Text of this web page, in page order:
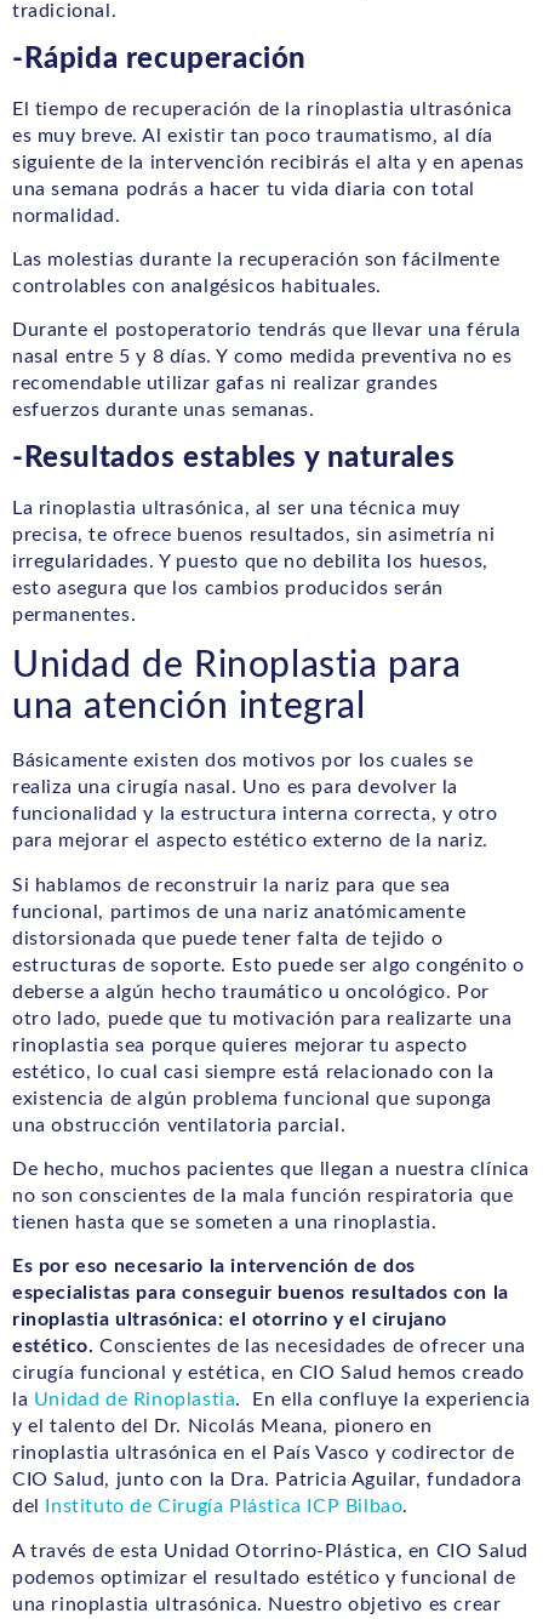
tradicional.
-Rápida recuperación
El tiempo de recuperación de la rinoplastia ultrasónica
es muy breve. Al existir tan poco traumatismo, al día
siguiente de la intervención recibirás el alta y en apenas
una semana podrás a hacer tu vida diaria con total
normalidad.
Las molestias durante la recuperación son fácilmente
controlables con analgésicos habituales.
Durante el postoperatorio tendrás que llevar una férula
nasal entre 5 y 8 días. Y como medida preventiva no es
recomendable utilizar gafas ni realizar grandes
esfuerzos durante unas semanas.
-Resultados estables y naturales
La rinoplastia ultrasónica, al ser una técnica muy
precisa, te ofrece buenos resultados, sin asimetría ni
irregularidades. Y puesto que no debilita los huesos,
esto asegura que los cambios producidos serán
permanentes.
Unidad de Rinoplastia para
una atención integral
Básicamente existen dos motivos por los cuales se
realiza una cirugía nasal. Uno es para devolver la
funcionalidad y la estructura interna correcta, y otro
para mejorar el aspecto estético externo de la nariz.
Si hablamos de reconstruir la nariz para que sea
funcional, partimos de una nariz anatómicamente
distorsionada que puede tener falta de tejido o
estructuras de soporte. Esto puede ser algo congénito o
deberse a algún hecho traumático u oncológico. Por
otro lado, puede que tu motivación para realizarte una
rinoplastia sea porque quieres mejorar tu aspecto
estético, lo cual casi siempre está relacionado con la
existencia de algún problema funcional que suponga
una obstrucción ventilatoria parcial.
De hecho, muchos pacientes que llegan a nuestra clínica
no son conscientes de la mala función respiratoria que
tienen hasta que se someten a una rinoplastia.
Es por eso necesario la intervención de dos
especialistas para conseguir buenos resultados con la
rinoplastia ultrasónica: el otorrino y el cirujano
estético. Conscientes de las necesidades de ofrecer una
cirugía funcional y estética, en CIO Salud hemos creado
la Unidad de Rinoplastia. En ella confluye la experiencia
y el talento del Dr. Nicolás Meana, pionero en
rinoplastia ultrasónica en el País Vasco y codirector de
CIO Salud, junto con la Dra. Patricia Aguilar, fundadora
del
Instituto de Cirugía Plástica ICP Bilbao.
A través de esta Unidad Otorrino-Plástica, en CIO Salud
podemos optimizar el resultado estético y funcional de
una rinoplastia ultrasónica. Nuestro objetivo es crear